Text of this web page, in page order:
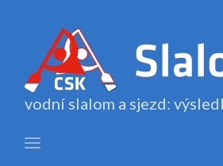
vodní slalom a sjezd: